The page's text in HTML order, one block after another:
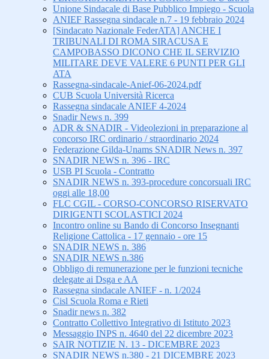
Unione Sindacale di Base Pubblico Impiego - Scuola
ANIEF Rassegna sindacale n.7 - 19 febbraio 2024
[Sindacato Nazionale FederATA] ANCHE I
TRIBUNALI DI ROMA SIRACUSA E
CAMPOBASSO DICONO CHE IL SERVIZIO
MILITARE DEVE VALERE 6 PUNTI PER GLI
ATA
Rassegna-sindacale-Anief-06-2024.pdf
CUB Scuola Università Ricerca
Rassegna sindacale ANIEF 4-2024
Snadir News n. 399
ADR & SNADIR - Videolezioni in preparazione al
concorso IRC ordinario / straordinario 2024
Federazione Gilda-Unams SNADIR News n. 397
SNADIR NEWS n. 396 - IRC
USB PI Scuola - Contratto
SNADIR NEWS n. 393-procedure concorsuali IRC
oggi alle 18,00
FLC CGIL - CORSO-CONCORSO RISERVATO
DIRIGENTI SCOLASTICI 2024
Incontro online su Bando di Concorso Insegnanti
Religione Cattolica - 17 gennaio - ore 15
SNADIR NEWS n. 386
SNADIR NEWS n.386
Obbligo di remunerazione per le funzioni tecniche
delegate ai Dsga e AA
Rassegna sindacale ANIEF - n. 1/2024
Cisl Scuola Roma e Rieti
Snadir news n. 382
Contratto Collettivo Integrativo di Istituto 2023
Messaggio INPS n. 4640 del 22 dicembre 2023
SAIR NOTIZIE N. 13 - DICEMBRE 2023
SNADIR NEWS n.380 - 21 DICEMBRE 2023